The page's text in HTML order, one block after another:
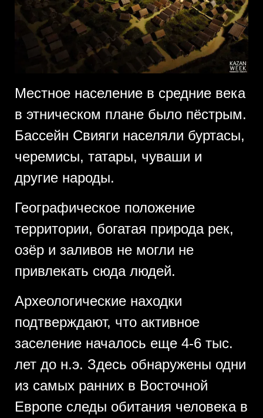
Местное население в средние века
в этническом плане было пёстрым.
Бассейн Свияги населяли буртасы,
черемисы, татары, чуваши и
другие народы.
Географическое положение
территории, богатая природа рек,
озёр и заливов не могли не
привлекать сюда людей.
Археологические находки
подтверждают, что активное
заселение началось еще 4-6 тыс.
лет до н.э. Здесь обнаружены одни
из самых ранних в Восточной
Европе следы обитания человека в